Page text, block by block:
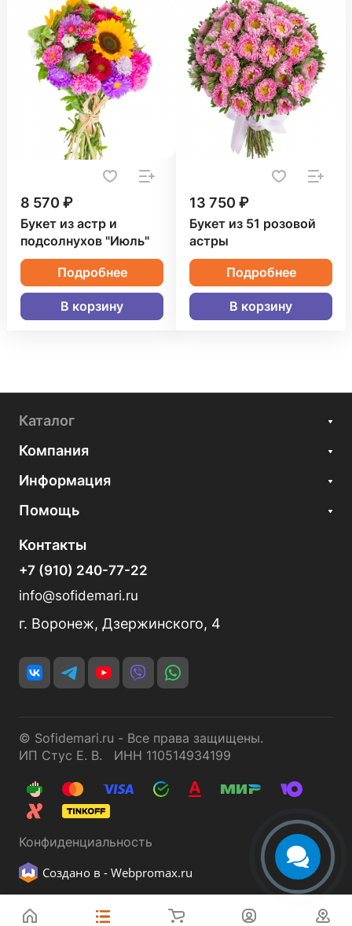
8 570 ₽
Букет из астр и
подсолнухов "Июль"
Подробнее
В корзину
13 750 ₽
Букет из 51 розовой
астры
Подробнее
В корзину
Каталог
Компания
Информация
Помощь
Контакты
+7 (910) 240-77-22
info@sofidemari.ru
г. Воронеж, Дзержинского, 4
© Sofidemari.ru - Все права защищены.
ИП Стус Е. В. ИНН 110514934199
Конфиденциальность
Создано в - Webpromax.ru